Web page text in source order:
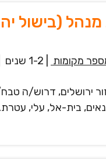
מקומות 1-2 שנים
ירושלים, דרוש/ה
בית-אל, עלי,